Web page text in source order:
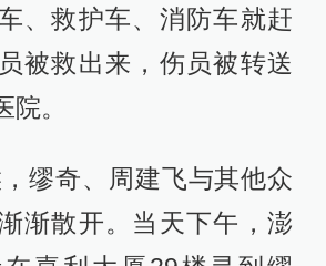
、救护车、消防车就赶
被救出来，伤员被转送
。
奇、周建飞与其他众
渐散开。当天下午，澎